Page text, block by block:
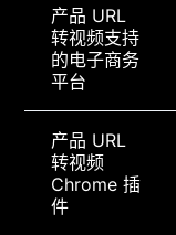
产品 URL
转视频支持
的电子商务
平台
产品 URL
转视频
Chrome 插
件